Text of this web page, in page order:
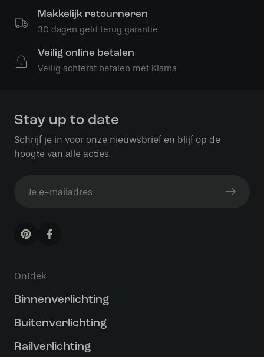
Makkelijk retourneren
30 dagen geld terug garantie
Veilig online betalen
Veilig achteraf betalen met Klarna
Stay up to date
Schrijf je in voor onze nieuwsbrief en blijf op de
hoogte van alle acties.
Ontdek
Binnenverlichting
Buitenverlichting
Railverlichting